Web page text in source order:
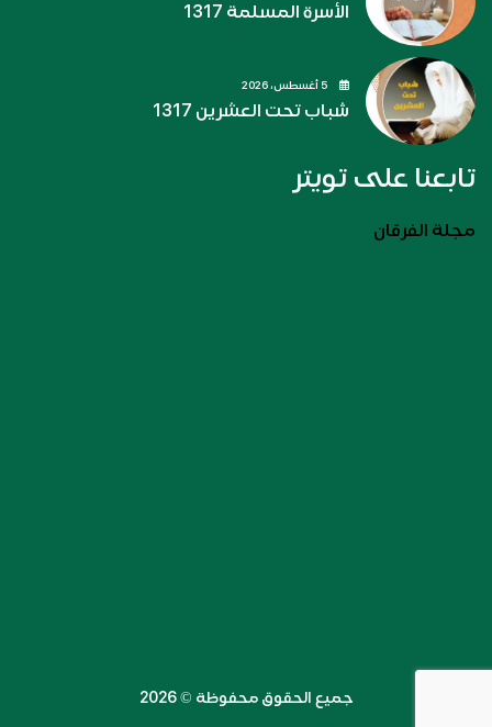
الأسرة المسلمة 1317
شباب تحت العشرين 1317
تابعنا على تويتر
مجلة الفرقان
جميع الحقوق محفوظة ©️ 2026